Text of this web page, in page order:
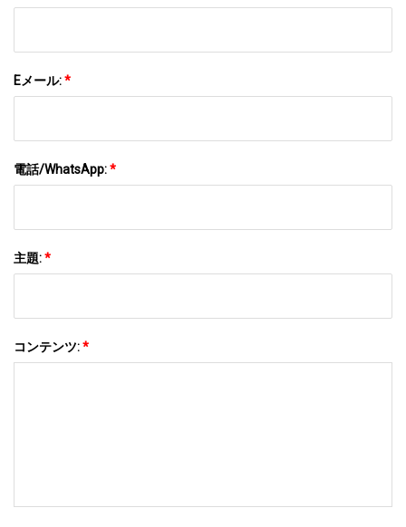
Eメール:*
電話/WhatsApp:*
主題:*
コンテンツ:*